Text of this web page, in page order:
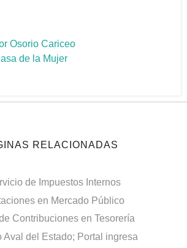
Osorio Cariceo
de la Mujer
RELACIONADAS
de Impuestos Internos
en Mercado Público
Contribuciones en Tesorería
Aval del Estado; Portal ingresa